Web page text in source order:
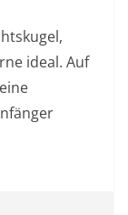
ideal. Auf